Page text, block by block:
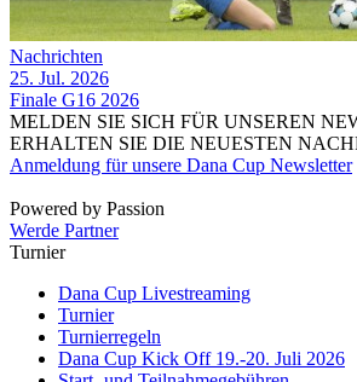
Nachrichten
25. Jul. 2026
Finale G16 2026
MELDEN SIE SICH FÜR UNSEREN
ERHALTEN SIE DIE NEUESTEN
Anmeldung für unsere Dana Cup Newsletter
Powered by Passion
Werde Partner
Turnier
Dana Cup Livestreaming
Turnier
Turnierregeln
Dana Cup Kick Off 19.-20. Juli 2026